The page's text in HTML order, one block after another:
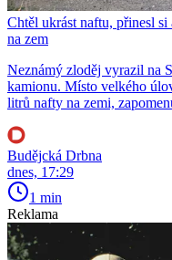
Chtěl ukrást naftu, přinesl
na zem
Neznámý zloděj vyrazil na
kamionu. Místo velkého
litrů nafty na zemi,
Budějcká Drbna
dnes, 17:29
1 min
Reklama